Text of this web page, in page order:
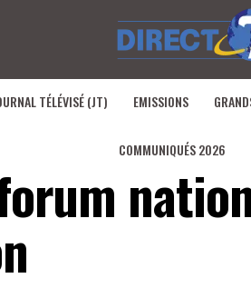
TÉLÉVISÉ (JT) EMISSIONS
COMMUNIQUÉS 2026